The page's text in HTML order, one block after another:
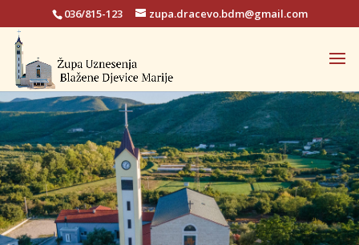
036/815-123 zupa.dracevo.bdm@gmail.com